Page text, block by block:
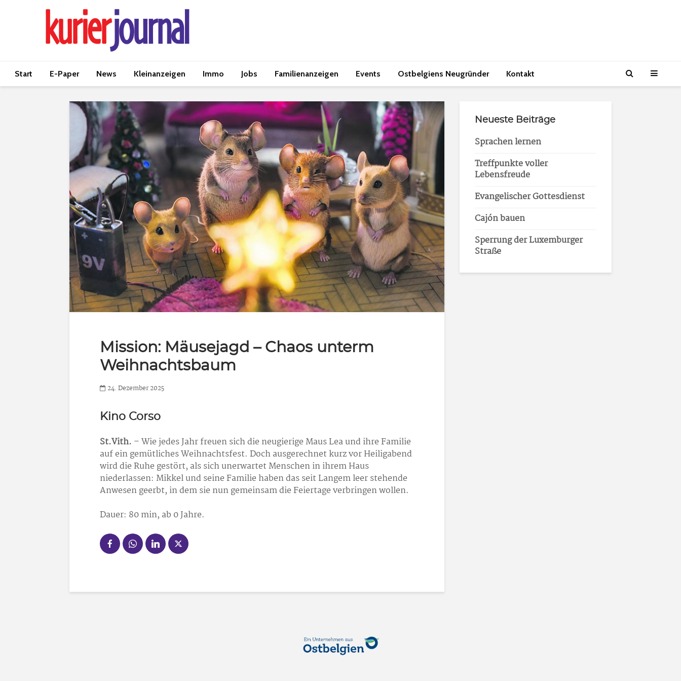
Start E-Paper News Kleinanzeigen Immo Jobs Familienanzeigen Events Ostbelgiens Neugründer Kontakt
Mission: Mäusejagd – Chaos unterm
Weihnachtsbaum
24. Dezember 2025
Kino Corso
St.Vith. – Wie jedes Jahr freuen sich die neugierige Maus Lea und ihre Familie
auf ein gemütliches Weihnachtsfest. Doch ausgerechnet kurz vor Heiligabend
wird die Ruhe gestört, als sich unerwartet Menschen in ihrem Haus
niederlassen: Mikkel und seine Familie haben das seit Langem leer stehende
Anwesen geerbt, in dem sie nun gemeinsam die Feiertage verbringen wollen.
Dauer: 80 min, ab 0 Jahre.
Neueste Beiträge
Sprachen lernen
Treffpunkte voller
Lebensfreude
Evangelischer Gottesdienst
Cajón bauen
Sperrung der Luxemburger
Straße